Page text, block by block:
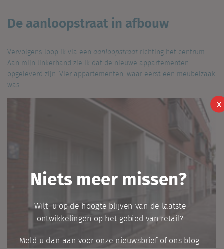
De aanloopstraat in afbouw
Vervolgens loop ik via een aanloopstraat richting het centrum.
Aan mijn linkerhand zie ik dat de nieuwe appartementen
opgeleverd zijn. Vier appartementen, waar eerst een meubelzaak
was.
Niets meer missen?
Wilt u op de hoogte blijven van de laatste
ontwikkelingen op het gebied van retail?
Meld u dan aan voor onze nieuwsbrief of ons blog.
X